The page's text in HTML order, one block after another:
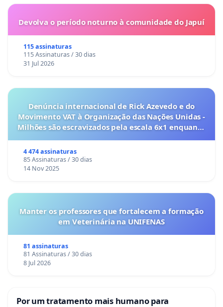
Devolva o período noturno à comunidade do Japuí
115 assinaturas
115 Assinaturas / 30 dias
31 Jul 2026
Denúncia internacional de Rick Azevedo e do
Movimento VAT à Organização das Nações Unidas -
Milhões são escravizados pela escala 6x1 enquanto
4 474 assinaturas
85 Assinaturas / 30 dias
14 Nov 2025
Manter os professores que fortalecem a formação
em Veterinária na UNIFENAS
81 assinaturas
81 Assinaturas / 30 dias
8 Jul 2026
Por um tratamento mais humano para